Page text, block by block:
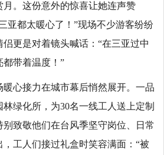
。这份意外的惊喜让她连声赞
亚都太暖心了！”现场不少游客纷纷
更是对着镜头喊话：“在三亚过中
带着温度！”
暖心接力在城市幕后悄然展开。一品
绿化所，为30名一线工人送上定制
别致敬他们在台风季坚守岗位、日常
工人们接过礼盒时笑容满面：“被